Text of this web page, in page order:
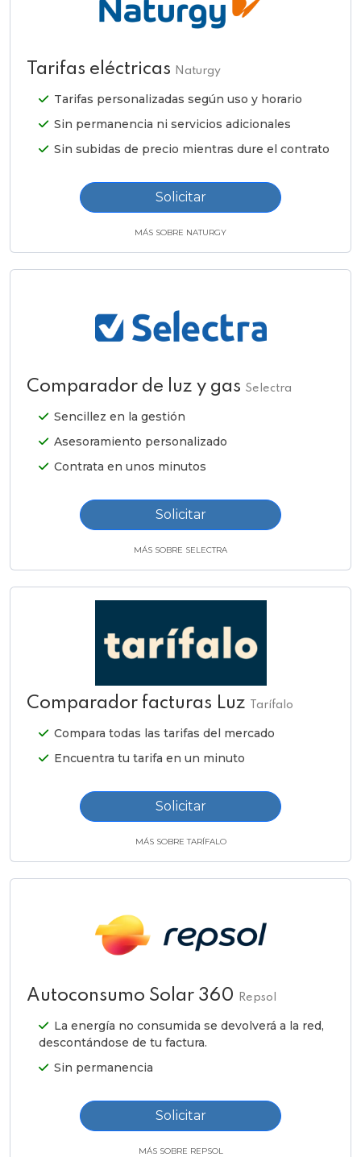
Tarifas eléctricas Naturgy
Tarifas personalizadas según uso y horario
Sin permanencia ni servicios adicionales
Sin subidas de precio mientras dure el contrato
Solicitar
MÁS SOBRE NATURGY
Comparador de luz y gas Selectra
Sencillez en la gestión
Asesoramiento personalizado
Contrata en unos minutos
Solicitar
MÁS SOBRE SELECTRA
Comparador facturas Luz Tarífalo
Compara todas las tarifas del mercado
Encuentra tu tarifa en un minuto
Solicitar
MÁS SOBRE TARÍFALO
Autoconsumo Solar 360 Repsol
La energía no consumida se devolverá a la red,
descontándose de tu factura.
Sin permanencia
Solicitar
MÁS SOBRE REPSOL